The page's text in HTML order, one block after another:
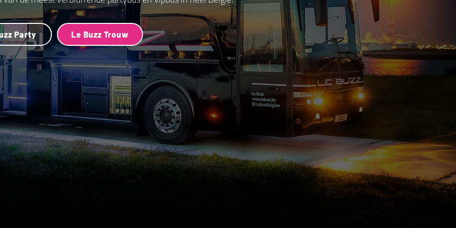
Party Le Buzz Trouw